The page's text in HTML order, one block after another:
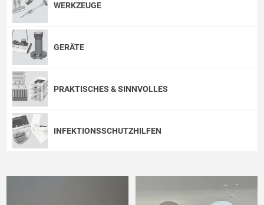
WERKZEUGE
GERÄTE
PRAKTISCHES & SINNVOLLES
INFEKTIONSSCHUTZHILFEN